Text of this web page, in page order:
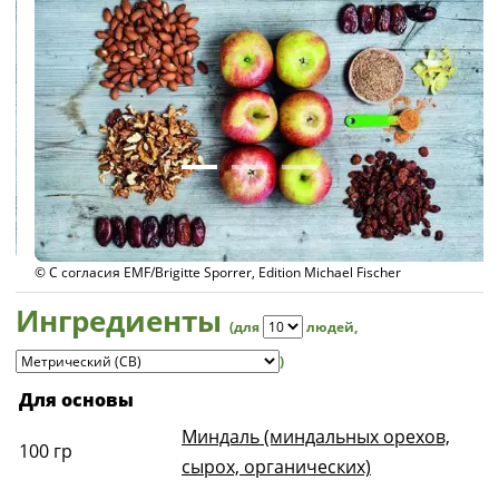
© С согласия EMF/Brigitte Sporrer, Edition Michael Fischer
Ингредиенты (для людей,
)
Для основы
100 гр
Миндаль (миндальных орехов,
сырох, органических)